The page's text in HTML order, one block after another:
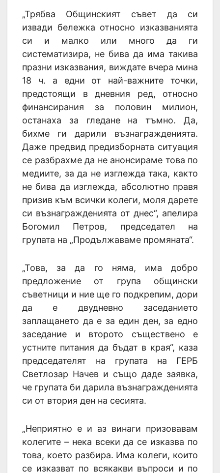
„Трябва Общинският съвет да си
извади бележка относно изказванията
си и малко или много да ги
систематизира, не бива да има такива
празни изказвания, виждате вчера мина
18 ч. а едни от най-важните точки,
предстоящи в дневния ред, относно
финансирания за половин милион,
останаха за гледане на тъмно. Да,
бихме ги дарили възнагражденията.
Даже предвид предизборната ситуация
се разбрахме да не анонсираме това по
медиите, за да не изглежда така, както
не бива да изглежда, абсолютно правя
призив към всички колеги, моля дарете
си възнагражденията от днес“, апелира
Богомил Петров, председател на
групата на „Продължаваме промяната“.
„Това, за да го няма, има добро
предложение от група общински
съветници и ние ще го подкрепим, дори
да е двудневно заседанието
заплащането да е за един ден, за едно
заседание и второто съществено е
устните питания да бъдат в края“, каза
председателят на групата на ГЕРБ
Светлозар Начев и също даде заявка,
че групата би дарила възнагражденията
си от втория ден на сесията.
„Неприятно е и аз винаги призовавам
колегите – нека всеки да се изказва по
това, което разбира. Има колеги, които
се изказват по всякакви въпроси и по